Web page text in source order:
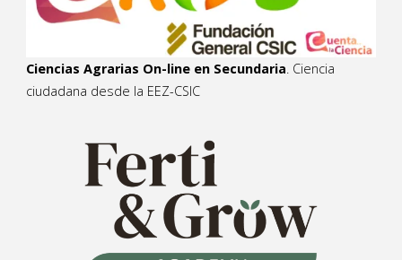
Ciencias Agrarias On-line en Secundaria. Ciencia
ciudadana desde la EEZ-CSIC